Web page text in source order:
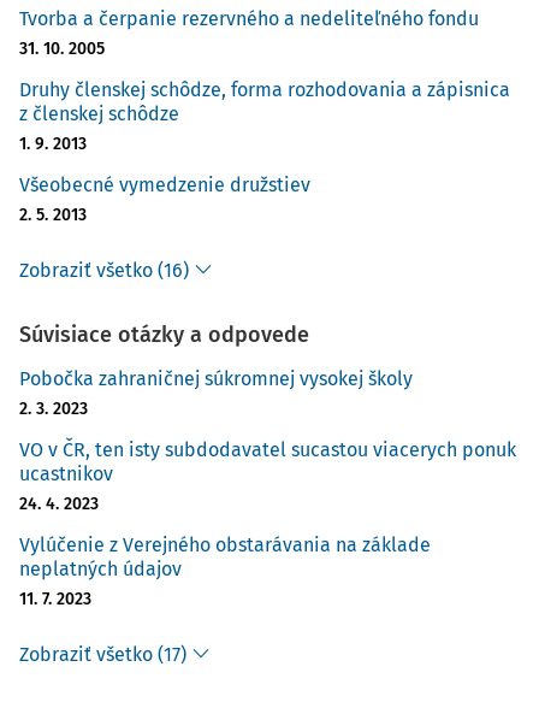
Tvorba a čerpanie rezervného a nedeliteľného fondu
31. 10. 2005
Druhy členskej schôdze, forma rozhodovania a zápisnica
z členskej schôdze
1. 9. 2013
Všeobecné vymedzenie družstiev
2. 5. 2013
Zobraziť všetko (16)
Súvisiace otázky a odpovede
Pobočka zahraničnej súkromnej vysokej školy
2. 3. 2023
VO v ČR, ten isty subdodavatel sucastou viacerych ponuk
ucastnikov
24. 4. 2023
Vylúčenie z Verejného obstarávania na základe
neplatných údajov
11. 7. 2023
Zobraziť všetko (17)